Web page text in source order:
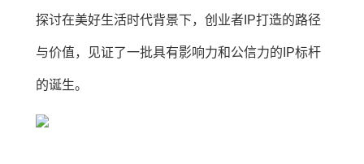
探讨在美好生活时代背景下，创业者IP打造的路径
与价值，见证了一批具有影响力和公信力的IP标杆
的诞生。